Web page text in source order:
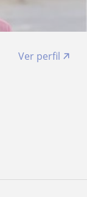
Ver perfil